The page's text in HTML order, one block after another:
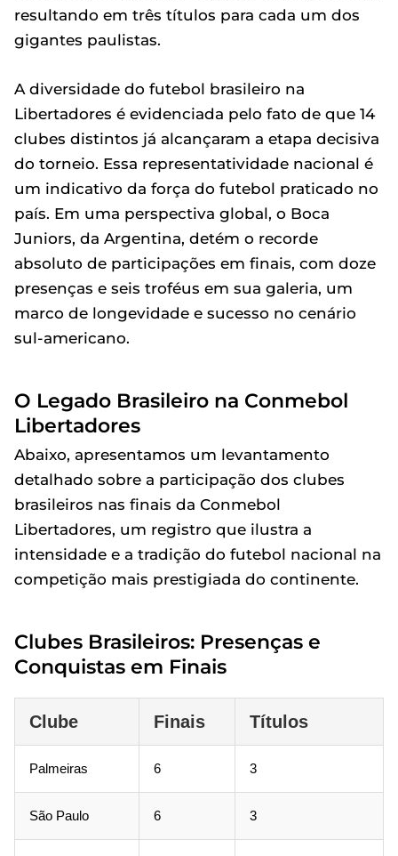
resultando em três títulos para cada um dos
gigantes paulistas.
A diversidade do futebol brasileiro na
Libertadores é evidenciada pelo fato de que 14
clubes distintos já alcançaram a etapa decisiva
do torneio. Essa representatividade nacional é
um indicativo da força do futebol praticado no
país. Em uma perspectiva global, o Boca
Juniors, da Argentina, detém o recorde
absoluto de participações em finais, com doze
presenças e seis troféus em sua galeria, um
marco de longevidade e sucesso no cenário
sul-americano.
O Legado Brasileiro na Conmebol
Libertadores
Abaixo, apresentamos um levantamento
detalhado sobre a participação dos clubes
brasileiros nas finais da Conmebol
Libertadores, um registro que ilustra a
intensidade e a tradição do futebol nacional na
competição mais prestigiada do continente.
Clubes Brasileiros: Presenças e
Conquistas em Finais
Clube Finais Títulos
Palmeiras 6 3
São Paulo 6 3